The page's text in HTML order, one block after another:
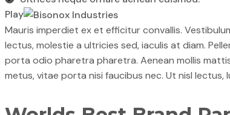
Play
Mauris imperdiet ex et efficitur convallis.
lectus, molestie a ultricies sed, iaculis at diam.
porta odio pharetra pharetra. Aenean mollis
metus, vitae porta nisi faucibus nec. Ut nisl lectus,